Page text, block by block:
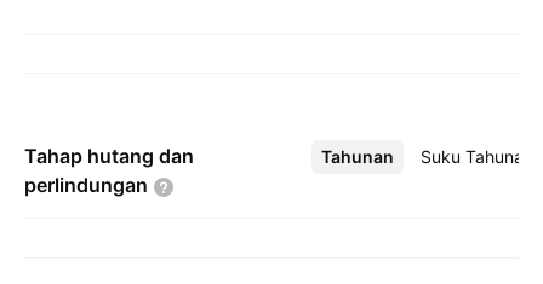
Tahap hutang dan
perlindungan
Tahunan Suku Tahunan
Lebih